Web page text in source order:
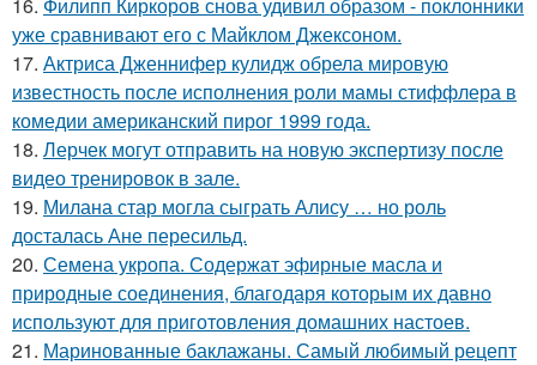
уже сравнивают его с Майклом Джексоном.
17. Актриса Дженнифер кулидж обрела мировую
известность после исполнения роли мамы стиффлера в
комедии американский пирог 1999 года.
18. Лерчек могут отправить на новую экспертизу после
видео тренировок в зале.
19. Милана стар могла сыграть Алису … но роль
досталась Ане пересильд.
20. Семена укропа. Содержат эфирные масла и
природные соединения, благодаря которым их давно
используют для приготовления домашних настоев.
21. Маринованные баклажаны. Самый любимый рецепт